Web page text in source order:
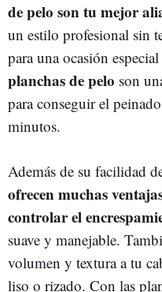
de pelo son tu mejor
un estilo profesional sin
para una ocasión
planchas de pelo son
para conseguir el
minutos.
Además de su facilidad
ofrecen muchas
controlar el
suave y manejable.
volumen y textura a tu
liso o rizado. Con las